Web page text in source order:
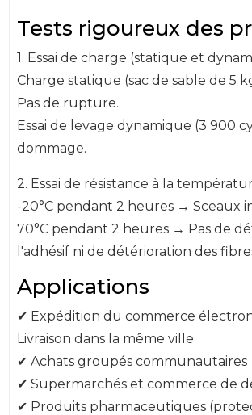
Tests rigoureux des
1. Essai de charge (statique et
Charge statique (sac de sable de 5
Pas de rupture.
Essai de levage dynamique (3 900
dommage.
2. Essai de résistance à la
-20°C pendant 2 heures → Sceaux
70°C pendant 2 heures → Pas de
l'adhésif ni de détérioration des
Applications
✔ Expédition du commerce
Livraison dans la même ville
✔ Achats groupés communautaires
✔ Supermarchés et commerce de
✔ Produits pharmaceutiques